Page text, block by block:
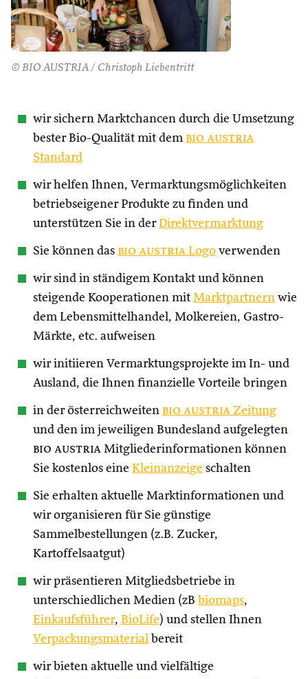
© BIO AUSTRIA / Christoph Liebentritt
wir sichern Marktchancen durch die Umsetzung
bester Bio-Qualität mit dem bio austria
Standard
wir helfen Ihnen, Vermarktungsmöglichkeiten
betriebseigener Produkte zu finden und
unterstützen Sie in derDirektvermarktung
Sie können das bio austria Logo verwenden
wir sind in ständigem Kontakt und können
steigende Kooperationen mit Marktpartnern wie
dem Lebensmittelhandel, Molkereien, Gastro-
Märkte, etc. aufweisen
wir initiieren Vermarktungsprojekte im In- und
Ausland, die Ihnen finanzielle Vorteile bringen
in der österreichweiten bio austria Zeitung
und den im jeweiligen Bundesland aufgelegten
bio austria Mitgliederinformationen können
Sie kostenlos eine Kleinanzeige schalten
Sie erhalten aktuelle Marktinformationen und
wir organisieren für Sie günstige
Sammelbestellungen (z.B. Zucker,
Kartoffelsaatgut)
wir präsentieren Mitgliedsbetriebe in
unterschiedlichen Medien (zB biomaps,
Einkaufsführer, BioLife) und stellen Ihnen
Verpackungsmaterial bereit
wir bieten aktuelle und vielfältige